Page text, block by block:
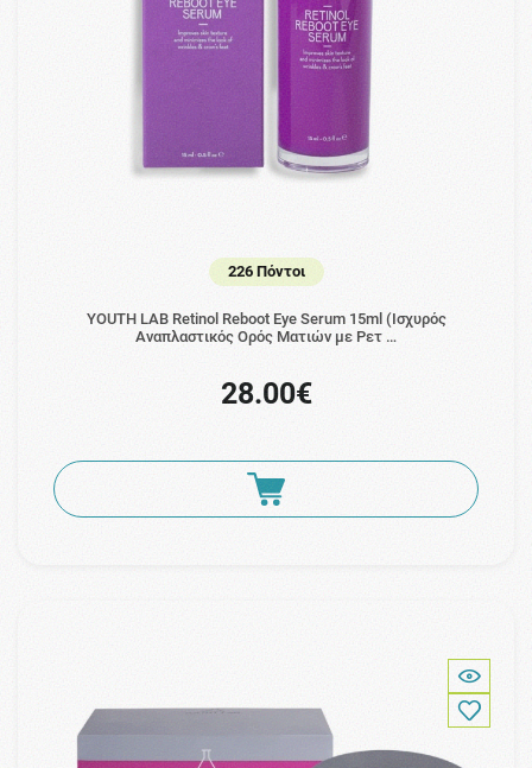
226 Πόντοι
YOUTH LAB Retinol Reboot Eye Serum 15ml (Iσχυρός
Aναπλαστικός Oρός Ματιών με Ρετ …
28.00€